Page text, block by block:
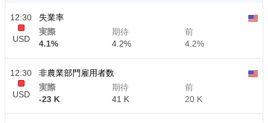
12:30
USD
失業率
実際
4.1%
期待
4.2%
前
4.2%
12:30
USD
非農業部門雇用者数
実際
-23 K
期待
41 K
前
20 K